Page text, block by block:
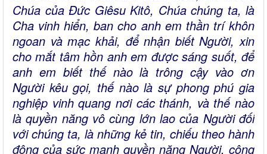
Chúa của Ðức Giêsu Kitô, Chúa chúng ta, là
Cha vinh hiển, ban cho anh em thần trí khôn
ngoan và mạc khải, để nhận biết Người, xin
cho mắt tâm hồn anh em được sáng suốt, để
anh em biết thế nào là trông cậy vào ơn
Người kêu gọi, thế nào là sự phong phú gia
nghiệp vinh quang nơi các thánh, và thế nào
là quyền năng vô cùng lớn lao của Người đối
với chúng ta, là những kẻ tin, chiếu theo hành
động của sức mạnh quyền năng Người, công